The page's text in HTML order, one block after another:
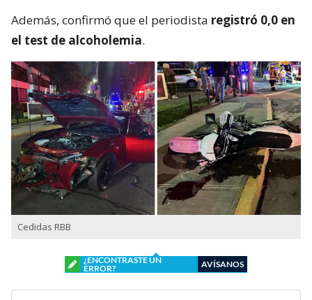
Además, confirmó que el periodista registró 0,0 en
el test de alcoholemia.
Cedidas RBB
¿ENCONTRASTE UN
ERROR?
AVÍSANOS